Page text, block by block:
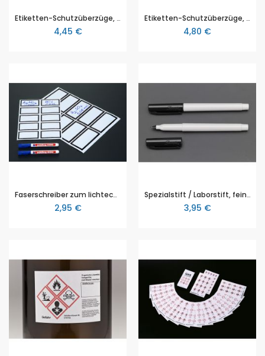
Etiketten-Schutzüberzüge, 10 Stück, für Art. 1100100100
4,45 €
Etiketten-Schutzüberzüge, 10 Stück, für Art. 1100100102
4,80 €
Faserschreiber zum lichtechten Beschriften, blaue Schrift
2,95 €
Spezialstift / Laborstift, feine Spitze, zum dauerhaften Beschriften der Polypaper - Etiketten bzw. Glas- und Kunststoffoberflächen
3,95 €